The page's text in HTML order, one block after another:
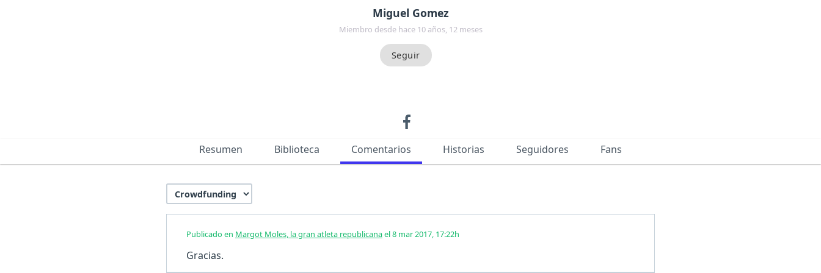
Miguel Gomez
Miembro desde hace 10 años, 12 meses
Resumen Biblioteca Comentarios Historias Seguidores Fans
Publicado en Margot Moles, la gran atleta republicanael 8 mar 2017, 17:22h
Gracias.